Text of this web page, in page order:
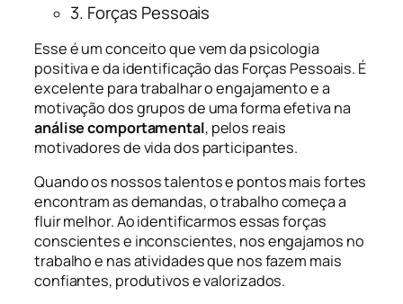
3. Forças Pessoais
Esse é um conceito que vem da psicologia
positiva e da identificação das Forças Pessoais. É
excelente para trabalhar o engajamento e a
motivação dos grupos de uma forma efetiva na
análise comportamental, pelos reais
motivadores de vida dos participantes.
Quando os nossos talentos e pontos mais fortes
encontram as demandas, o trabalho começa a
fluir melhor. Ao identificarmos essas forças
conscientes e inconscientes, nos engajamos no
trabalho e nas atividades que nos fazem mais
confiantes, produtivos e valorizados.